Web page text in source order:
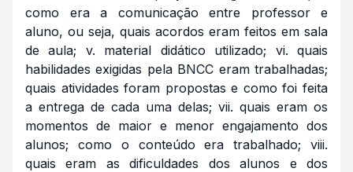
como era a comunicação entre professor e
aluno, ou seja, quais acordos eram feitos em sala
de aula; v. material didático utilizado; vi. quais
habilidades exigidas pela BNCC eram trabalhadas;
quais atividades foram propostas e como foi feita
a entrega de cada uma delas; vii. quais eram os
momentos de maior e menor engajamento dos
alunos; como o conteúdo era trabalhado; viii.
quais eram as dificuldades dos alunos e dos